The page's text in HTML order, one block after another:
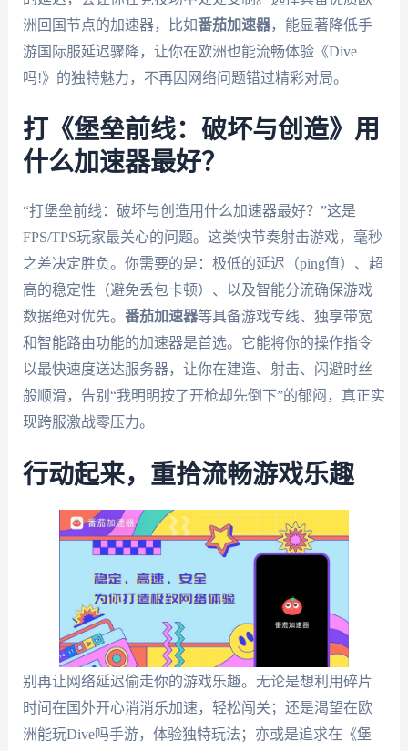
洲回国节点的加速器，比如番茄加速器，能显著降低手
游国际服延迟骤降，让你在欧洲也能流畅体验《Dive
吗!》的独特魅力，不再因网络问题错过精彩对局。
打《堡垒前线：破坏与创造》用
什么加速器最好？
“打堡垒前线：破坏与创造用什么加速器最好？”这是
FPS/TPS玩家最关心的问题。这类快节奏射击游戏，毫秒
之差决定胜负。你需要的是：极低的延迟（ping值）、超
高的稳定性（避免丢包卡顿）、以及智能分流确保游戏
数据绝对优先。 番茄加速器等具备游戏专线、独享带宽
和智能路由功能的加速器是首选。它能将你的操作指令
以最快速度送达服务器，让你在建造、射击、闪避时丝
般顺滑，告别“我明明按了开枪却先倒下”的郁闷，真正实
现跨服激战零压力。
行动起来，重拾流畅游戏乐趣
别再让网络延迟偷走你的游戏乐趣。无论是想利用碎片
时间在国外开心消消乐加速，轻松闯关；还是渴望在欧
洲能玩Dive吗手游，体验独特玩法；亦或是追求在《堡